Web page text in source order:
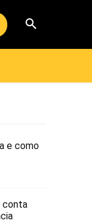
e como
conta